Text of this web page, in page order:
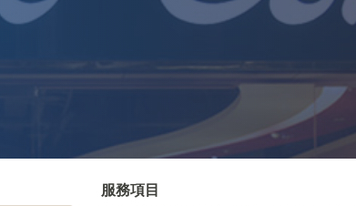
服務項目